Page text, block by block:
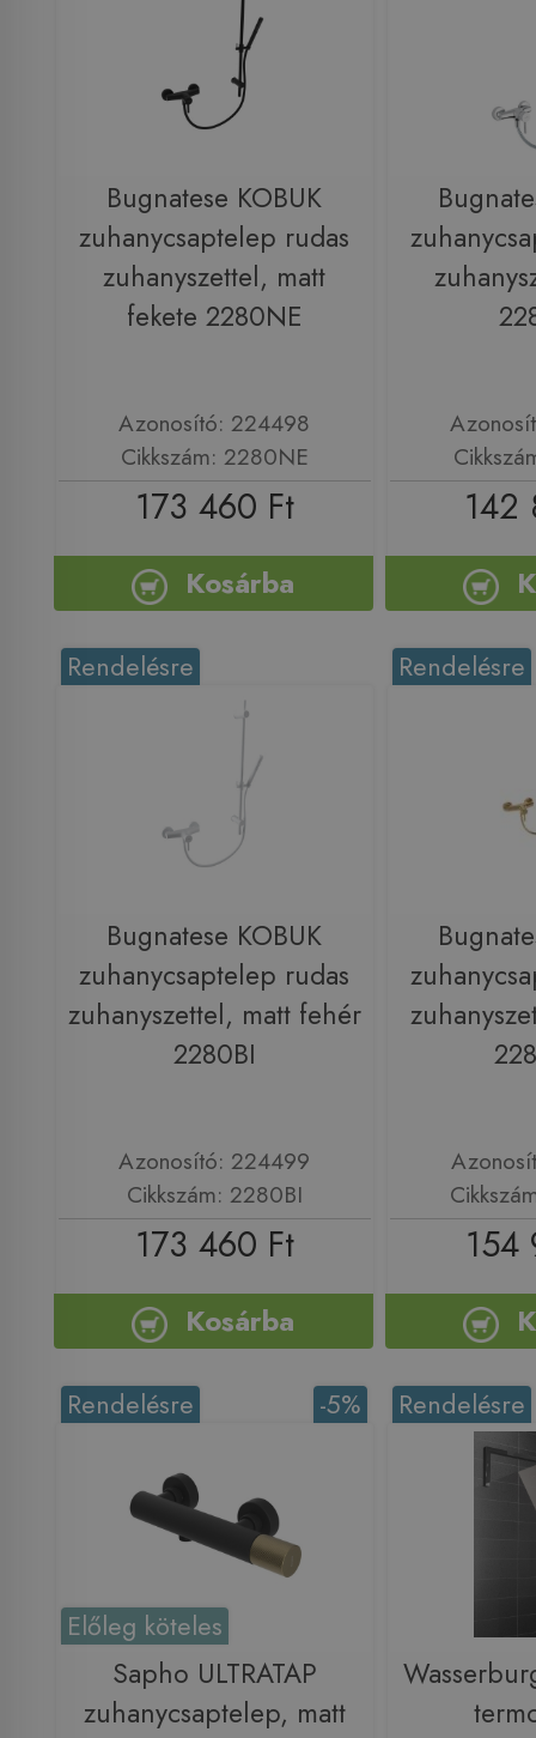
Bugnatese KOBUK
zuhanycsaptelep rudas
zuhanyszettel, matt
fekete 2280NE
Azonosító: 224498
Cikkszám: 2280NE
173 460 Ft
Kosárba
142
Rendelésre
Bugnatese KOBUK
zuhanycsaptelep rudas
zuhanyszettel, matt fehér
2280BI
Azonosító: 224499
Cikkszám: 2280BI
173 460 Ft
Kosárba
Rendelésre
154
-5%
Rendelésre
Előleg köteles
Sapho ULTRATAP
zuhanycsaptelep, matt
Rendelésre